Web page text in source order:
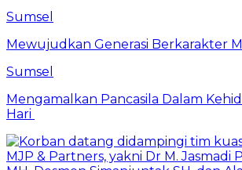
Sumsel
Mewujudkan Generasi Berkarakter
Sumsel
Mengamalkan Pancasila Dalam
Hari